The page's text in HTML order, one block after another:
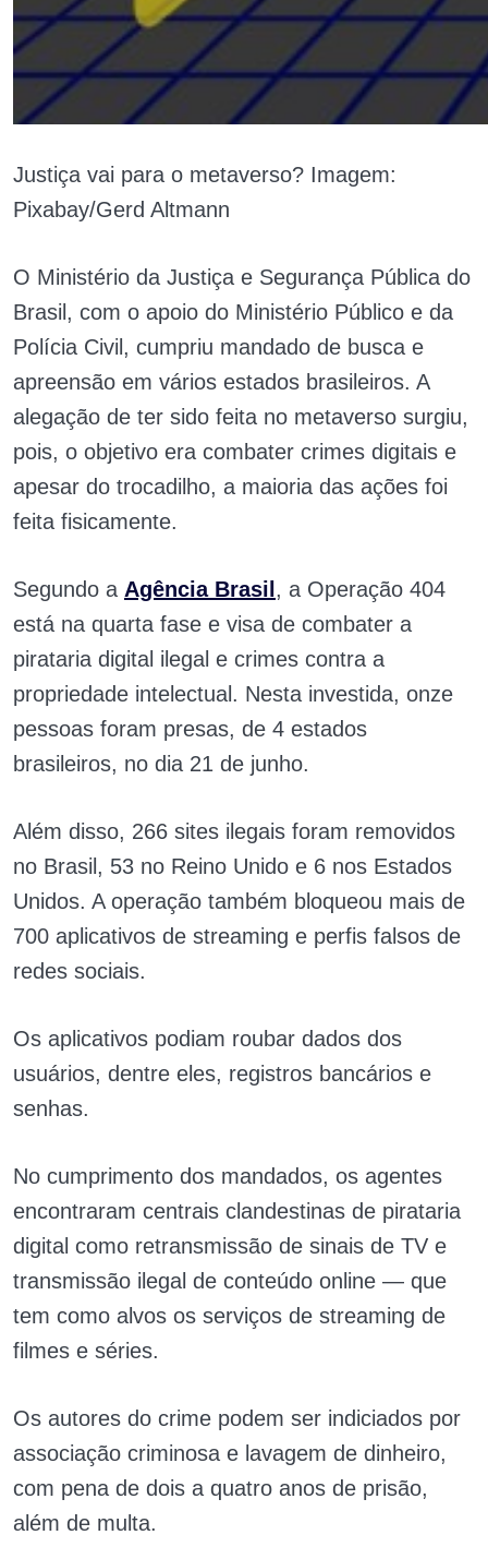
Justiça vai para o metaverso? Imagem:
Pixabay/Gerd Altmann
O Ministério da Justiça e Segurança Pública do
Brasil, com o apoio do Ministério Público e da
Polícia Civil, cumpriu mandado de busca e
apreensão em vários estados brasileiros. A
alegação de ter sido feita no metaverso surgiu,
pois, o objetivo era combater crimes digitais e
apesar do trocadilho, a maioria das ações foi
feita fisicamente.
Segundo a Agência Brasil , a Operação 404
está na quarta fase e visa de combater a
pirataria digital ilegal e crimes contra a
propriedade intelectual. Nesta investida, onze
pessoas foram presas, de 4 estados
brasileiros, no dia 21 de junho.
Além disso, 266 sites ilegais foram removidos
no Brasil, 53 no Reino Unido e 6 nos Estados
Unidos. A operação também bloqueou mais de
700 aplicativos de streaming e perfis falsos de
redes sociais.
Os aplicativos podiam roubar dados dos
usuários, dentre eles, registros bancários e
senhas.
No cumprimento dos mandados, os agentes
encontraram centrais clandestinas de pirataria
digital como retransmissão de sinais de TV e
transmissão ilegal de conteúdo online — que
tem como alvos os serviços de streaming de
filmes e séries.
Os autores do crime podem ser indiciados por
associação criminosa e lavagem de dinheiro,
com pena de dois a quatro anos de prisão,
além de multa.